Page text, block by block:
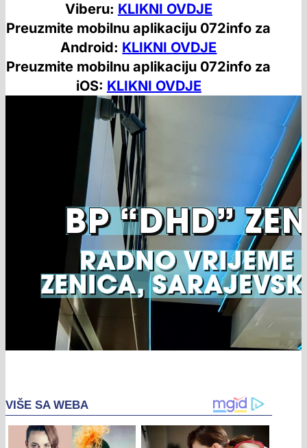
Viberu: KLIKNI OVDJE
Preuzmite mobilnu aplikaciju 072info za
Android: KLIKNI OVDJE
Preuzmite mobilnu aplikaciju 072info za
iOS: KLIKNI OVDJE